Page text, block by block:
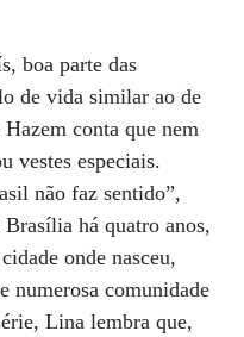
boa parte das
de vida similar ao de
conta que nem
vestes especiais.
não faz sentido”,
há quatro anos,
onde nasceu,
numerosa comunidade
Lina lembra que,